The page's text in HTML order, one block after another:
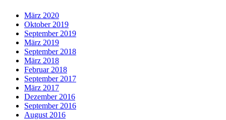
März 2020
Oktober 2019
September 2019
März 2019
September 2018
März 2018
Februar 2018
September 2017
März 2017
Dezember 2016
September 2016
August 2016